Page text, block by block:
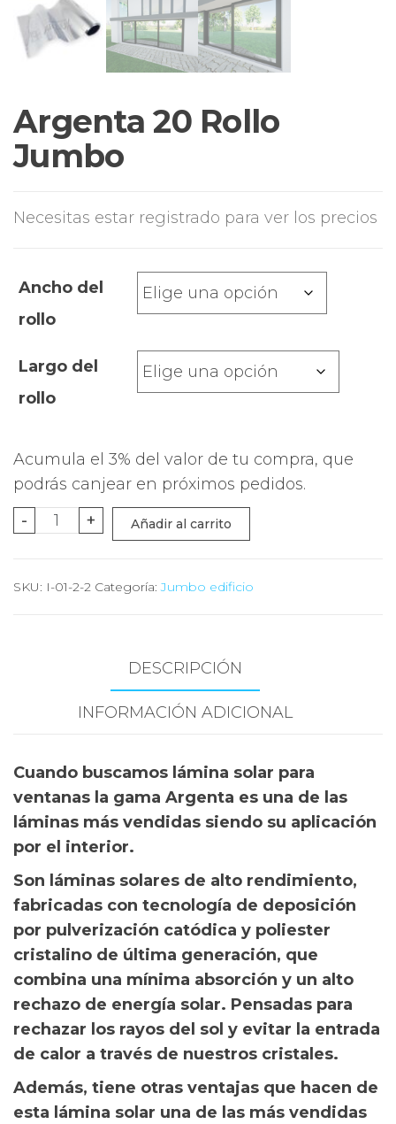
Argenta 20 Rollo
Jumbo
Necesitas estar registrado para ver los precios
Ancho del
rollo
Largo del
rollo
Acumula el 3% del valor de tu compra, que
podrás canjear en próximos pedidos.
-
Argenta
Jumbo
+ Añadir al carrito
SKU: I-01-2-2 Categoría:Jumbo edificio
DESCRIPCIÓN
INFORMACIÓN ADICIONAL
Cuando buscamos lámina solar para
ventanas la gama Argenta es una de las
láminas más vendidas siendo su aplicación
por el interior.
Son láminas solares de alto rendimiento,
fabricadas con tecnología de deposición
por pulverización catódica y poliester
cristalino de última generación, que
combina una mínima absorción y un alto
rechazo de energía solar. Pensadas para
rechazar los rayos del sol y evitar la entrada
de calor a través de nuestros cristales.
Además, tiene otras ventajas que hacen de
esta lámina solar una de las más vendidas